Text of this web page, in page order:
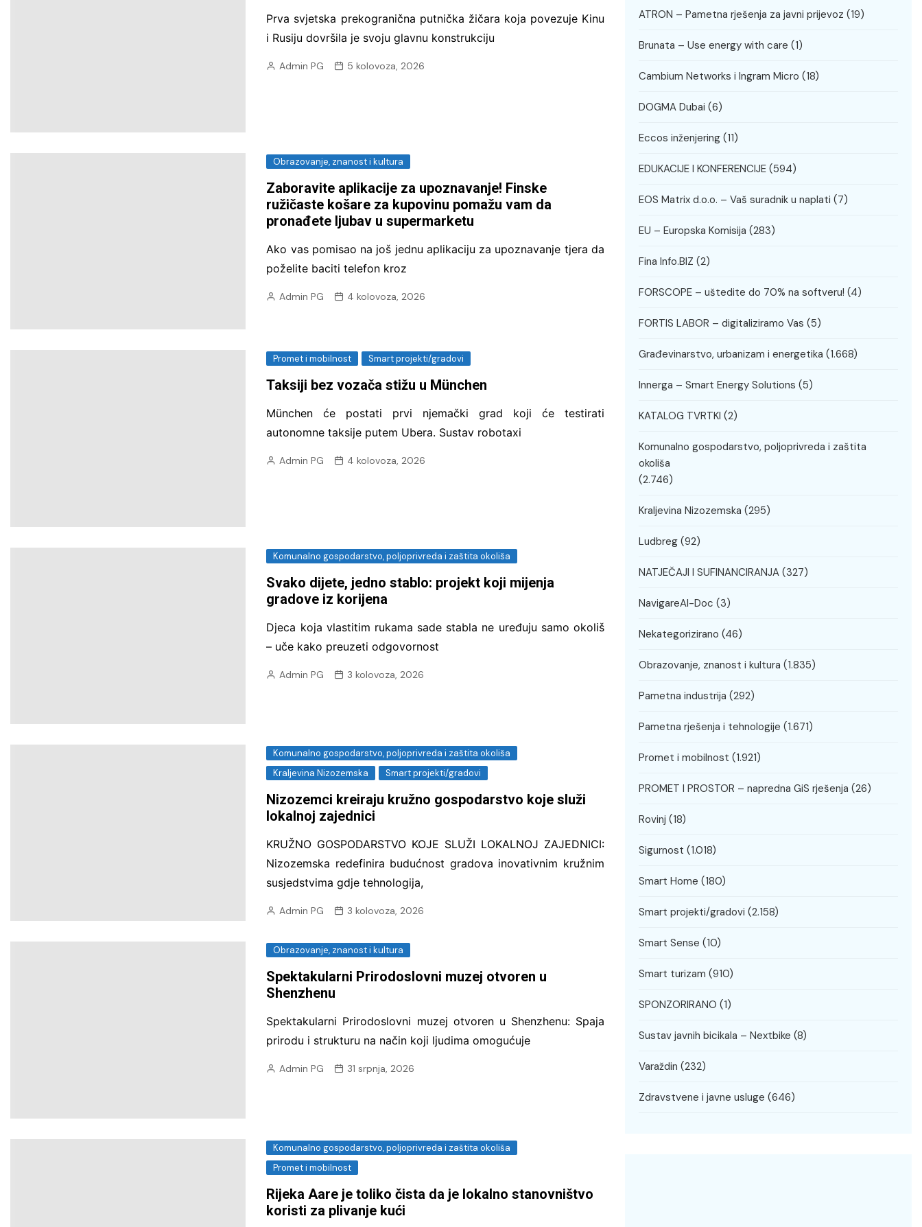
Prva svjetska prekogranična putnička žičara koja povezuje Kinu
i Rusiju dovršila je svoju glavnu konstrukciju
Admin PG 5 kolovoza, 2026
Obrazovanje, znanost i kultura
Zaboravite aplikacije za upoznavanje! Finske
ružičaste košare za kupovinu pomažu vam da
pronađete ljubav u supermarketu
Ako vas pomisao na još jednu aplikaciju za upoznavanje tjera da
poželite baciti telefon kroz
Admin PG 4 kolovoza, 2026
Promet i mobilnost Smart projekti/gradovi
Taksiji bez vozača stižu u München
München će postati prvi njemački grad koji će testirati
autonomne taksije putem Ubera. Sustav robotaxi
Admin PG 4 kolovoza, 2026
Komunalno gospodarstvo, poljoprivreda i zaštita okoliša
Svako dijete, jedno stablo: projekt koji mijenja
gradove iz korijena
Djeca koja vlastitim rukama sade stabla ne uređuju samo okoliš
– uče kako preuzeti odgovornost
Admin PG 3 kolovoza, 2026
Komunalno gospodarstvo, poljoprivreda i zaštita okoliša
Kraljevina Nizozemska
Smart projekti/gradovi
Nizozemci kreiraju kružno gospodarstvo koje služi
lokalnoj zajednici
KRUŽNO GOSPODARSTVO KOJE SLUŽI LOKALNOJ ZAJEDNICI:
Nizozemska redefinira budućnost gradova inovativnim kružnim
susjedstvima gdje tehnologija,
Admin PG 3 kolovoza, 2026
Obrazovanje, znanost i kultura
Spektakularni Prirodoslovni muzej otvoren u
Shenzhenu
Spektakularni Prirodoslovni muzej otvoren u Shenzhenu: Spaja
prirodu i strukturu na način koji ljudima omogućuje
Admin PG 31 srpnja, 2026
Komunalno gospodarstvo, poljoprivreda i zaštita okoliša
Promet i mobilnost
Rijeka Aare je toliko čista da je lokalno stanovništvo
koristi za plivanje kući
ATRON – Pametna rješenja za javni prijevoz (19)
Brunata – Use energy with care (1)
Cambium Networks i Ingram Micro (18)
DOGMA Dubai (6)
Eccos inženjering (11)
EDUKACIJE I KONFERENCIJE (594)
EOS Matrix d.o.o. – Vaš suradnik u naplati (7)
EU – Europska Komisija (283)
Fina Info.BIZ (2)
FORSCOPE – uštedite do 70% na softveru! (4)
FORTIS LABOR – digitaliziramo Vas (5)
Građevinarstvo, urbanizam i energetika (1.668)
Innerga – Smart Energy Solutions (5)
KATALOG TVRTKI (2)
Komunalno gospodarstvo, poljoprivreda i zaštita
okoliša
(2.746)
Kraljevina Nizozemska (295)
Ludbreg (92)
NATJEČAJI I SUFINANCIRANJA (327)
NavigareAI-Doc (3)
Nekategorizirano (46)
Obrazovanje, znanost i kultura (1.835)
Pametna industrija (292)
Pametna rješenja i tehnologije (1.671)
Promet i mobilnost (1.921)
PROMET I PROSTOR – napredna GiS rješenja (26)
Rovinj (18)
Sigurnost (1.018)
Smart Home (180)
Smart projekti/gradovi (2.158)
Smart Sense (10)
Smart turizam (910)
SPONZORIRANO (1)
Sustav javnih bicikala – Nextbike (8)
Varaždin (232)
Zdravstvene i javne usluge (646)